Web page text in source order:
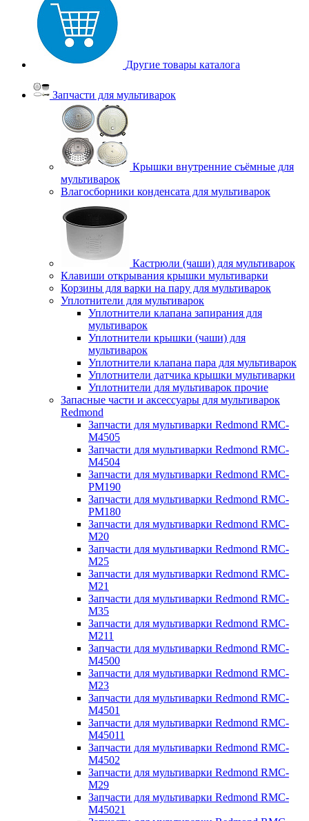
Другие товары каталога
Запчасти для мультиварок
Крышки внутренние съёмные для
мультиварок
Влагосборники конденсата для мультиварок
Кастрюли (чаши) для мультиварок
Клавиши открывания крышки мультиварки
Корзины для варки на пару для мультиварок
Уплотнители для мультиварок
Уплотнители клапана запирания для
мультиварок
Уплотнители крышки (чаши) для
мультиварок
Уплотнители клапана пара для мультиварок
Уплотнители датчика крышки мультиварки
Уплотнители для мультиварок прочие
Запасные части и аксессуары для мультиварок
Redmond
Запчасти для мультиварки Redmond RMC-
M4505
Запчасти для мультиварки Redmond RMC-
M4504
Запчасти для мультиварки Redmond RMC-
PM190
Запчасти для мультиварки Redmond RMC-
PM180
Запчасти для мультиварки Redmond RMC-
M20
Запчасти для мультиварки Redmond RMC-
M25
Запчасти для мультиварки Redmond RMC-
M21
Запчасти для мультиварки Redmond RMC-
M35
Запчасти для мультиварки Redmond RMC-
M211
Запчасти для мультиварки Redmond RMC-
M4500
Запчасти для мультиварки Redmond RMC-
M23
Запчасти для мультиварки Redmond RMC-
M4501
Запчасти для мультиварки Redmond RMC-
M45011
Запчасти для мультиварки Redmond RMC-
M4502
Запчасти для мультиварки Redmond RMC-
M29
Запчасти для мультиварки Redmond RMC-
M45021